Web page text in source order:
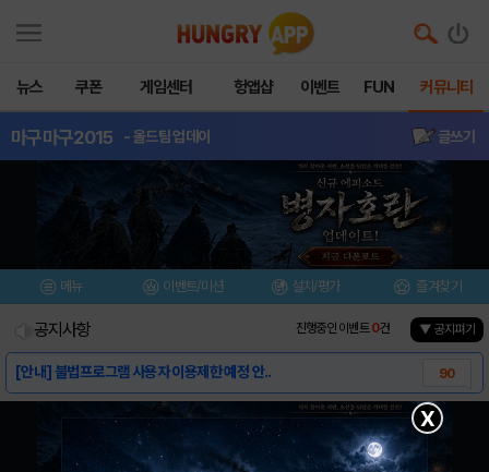
뉴스 쿠폰 게임센터 헝앱샵 이벤트 FUN 커뮤니티
마구마구2015 - 올드팀 업데이 글쓰기
메뉴 이벤트/미션 설치/평가 즐겨찾기
공지사항 진행중인 이벤트0건 ▼ 공지펴기
[안내] 불법프로그램 사용자 이용제한 예정 안.. 90
[가이드] 마구마구 뉴가이드
[가이드] 마구마구 가이드
X